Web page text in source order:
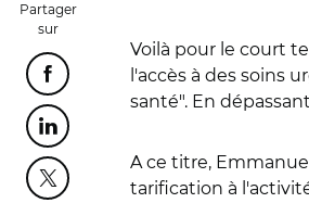
Partager
sur
Partager cette page sur
Partager cette page sur Linkedin
Partager cette page sur Twitter
Voilà pour le court
l'accès à des soins
santé". En
A ce titre,
tarification à